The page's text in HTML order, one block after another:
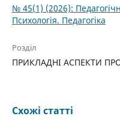
№ 45(1) (2026):
Психологія. Педагогіка
Розділ
ПРИКЛАДНІ АСПЕКТИ
Схожі статті